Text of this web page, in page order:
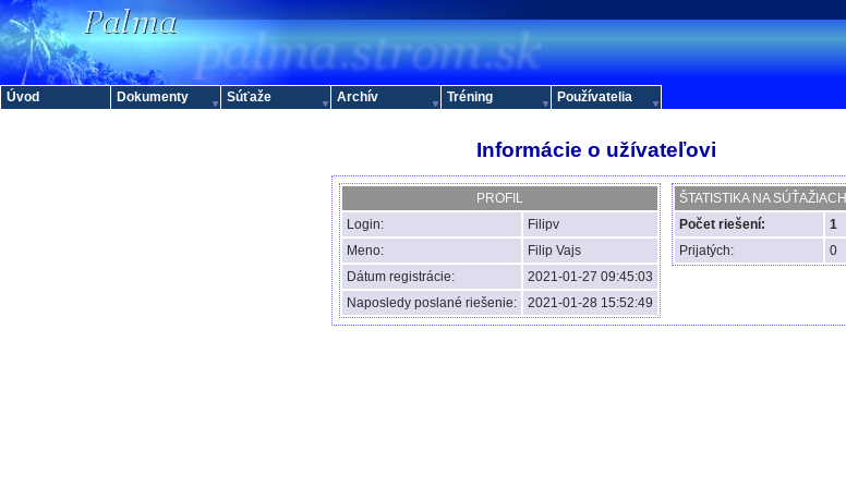
Informácie o užívateľovi
PROFIL
Login:
Filipv
Meno:
Filip Vajs
Dátum registrácie:
2021-01-27 09:45:03
Naposledy poslané riešenie:
2021-01-28 15:52:49
ŠTATISTIKA NA SÚŤAŽIACH
Počet riešení:
1
Prijatých:
0
Úvod Dokumenty Súťaže Archív Tréning Používatelia